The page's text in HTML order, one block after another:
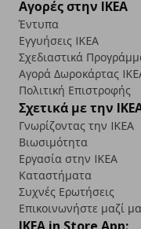
Αγορές στην IKEA
Έντυπα
Εγγυήσεις IKEA
Σχεδιαστικά
Αγορά Δωρoκάρτας
Πολιτική Επιστροφής
Σχετικά με την
Γνωρίζοντας την IKEA
Βιωσιμότητα
Εργασία στην IKEA
Καταστήματα
Συχνές Ερωτήσεις
Επικοινωνήστε μαζί